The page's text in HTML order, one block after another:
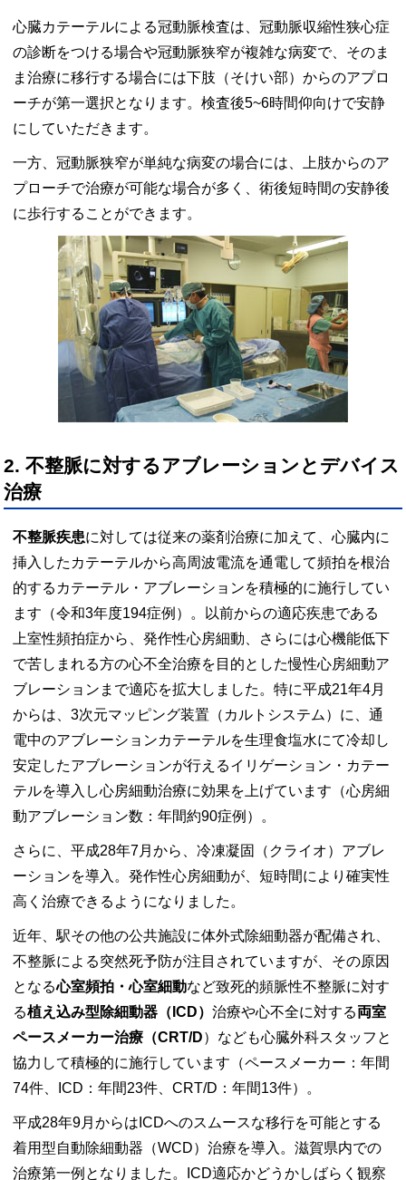
心臓カテーテルによる冠動脈検査は、冠動脈収縮性狭心症
の診断をつける場合や冠動脈狭窄が複雑な病変で、そのま
ま治療に移行する場合には下肢（そけい部）からのアプロ
ーチが第一選択となります。検査後5~6時間仰向けで安静
にしていただきます。
一方、冠動脈狭窄が単純な病変の場合には、上肢からのア
プローチで治療が可能な場合が多く、術後短時間の安静後
に歩行することができます。
2. 不整脈に対するアブレーションとデバイス
治療
不整脈疾患に対しては従来の薬剤治療に加えて、心臓内に
挿入したカテーテルから高周波電流を通電して頻拍を根治
的するカテーテル・アブレーションを積極的に施行してい
ます（令和3年度194症例）。以前からの適応疾患である
上室性頻拍症から、発作性心房細動、さらには心機能低下
で苦しまれる方の心不全治療を目的とした慢性心房細動ア
ブレーションまで適応を拡大しました。特に平成21年4月
からは、3次元マッピング装置（カルトシステム）に、通
電中のアブレーションカテーテルを生理食塩水にて冷却し
安定したアブレーションが行えるイリゲーション・カテー
テルを導入し心房細動治療に効果を上げています（心房細
動アブレーション数：年間約90症例）。
さらに、平成28年7月から、冷凍凝固（クライオ）アブレ
ーションを導入。発作性心房細動が、短時間により確実性
高く治療できるようになりました。
近年、駅その他の公共施設に体外式除細動器が配備され、
不整脈による突然死予防が注目されていますが、その原因
となる心室頻拍・心室細動など致死的頻脈性不整脈に対す
る植え込み型除細動器（ ICD）治療や心不全に対する両室
ペースメーカー治療（CRT/D）なども心臓外科スタッフと
協力して積極的に施行しています（ペースメーカー：年間
74件、ICD：年間23件、CRT/D：年間13件）。
平成28年9月からはICDへのスムースな移行を可能とする
着用型自動除細動器（WCD）治療を導入。滋賀県内での
治療第一例となりました。ICD適応かどうかしばらく観察